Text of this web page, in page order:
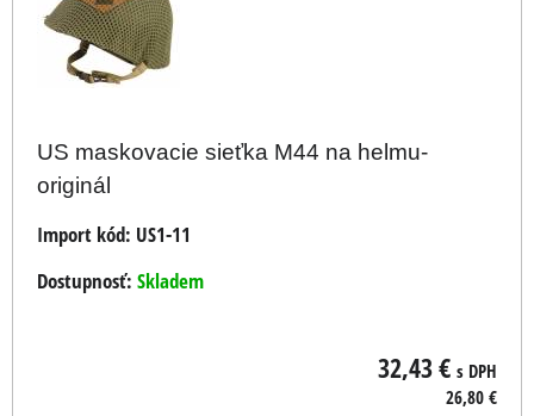
US maskovacie sieťka M44 na helmu-
originál
Import kód: US1-11
Dostupnosť: Skladem
32,43 € s DPH
26,80 €